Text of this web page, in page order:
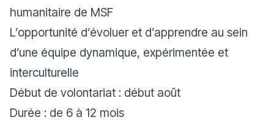
humanitaire de MSF
L’opportunité d’évoluer et d’apprendre au sein
d’une équipe dynamique, expérimentée et
interculturelle
Début de volontariat : début août
Durée : de 6 à 12 mois